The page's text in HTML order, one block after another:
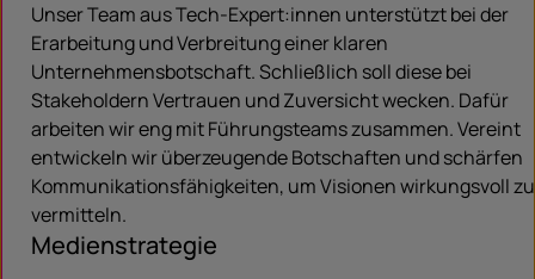
Unser Team aus Tech-Expert:innen unterstützt bei der
Erarbeitung und Verbreitung einer klaren
Unternehmensbotschaft. Schließlich soll diese bei
Stakeholdern Vertrauen und Zuversicht wecken. Dafür
arbeiten wir eng mit Führungsteams zusammen. Vereint
entwickeln wir überzeugende Botschaften und schärfen
Kommunikationsfähigkeiten, um Visionen wirkungsvoll zu
vermitteln.
Medienstrategie